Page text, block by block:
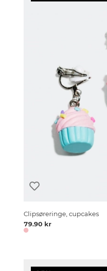
Clipsøreringe, cupcakes
79.90 kr